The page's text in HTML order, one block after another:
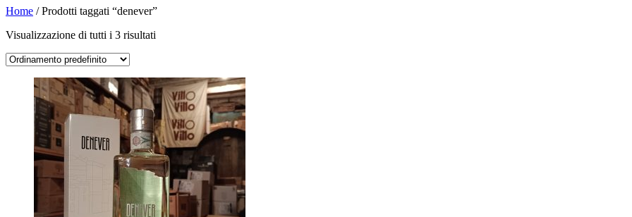
Home / Prodotti taggati “denever”
Visualizzazione di tutti i 3 risultati